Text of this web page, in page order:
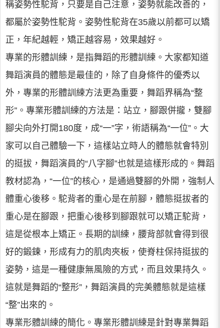
稱姿勢性駝背，只要是自己注意，姿勢就能改善的，
都屬於姿勢性駝背。姿勢性駝背在35歲以前都可以矯
正，年紀越輕，矯正越容易，效果越好。
專業的形體訓練，是指舞蹈的形體訓練。大家都知道
舞蹈演員的體態是最佳的，除了自身條件的優秀以
外，專業的形體訓練方法更為重要，舞蹈界稱為“整
形”。專業形體訓練的方法是：站立，腳跟併攏，雙腳
腳尖向外打開180度，成“一”字，術語稱為“一位”。大
家可以自己體驗一下，這樣站立時人的體態就會特別
的挺拔，舞蹈演員的“八字腳”也就是這樣形成的。舞蹈
教材認為，“一位”的核心，是通過雙腳的外開，強制人
體重心後移。駝背者的重心是在前腳，體態挺拔者的
重心是在腳跟，把重心後移到腳跟就可以矯正駝背，
這是從根本上矯正。長期的訓練，腰背部就會得到很
好的鍛鍊，形成有力的肌肉夾板，使脊柱保持挺拔的
姿勢，這是一種健康無風險的方式，而且效果持久。
這就是舞蹈的“整形”，舞蹈演員的完美體態就是這樣
“整”出來的。
專業形體訓練的簡化。專業形體訓練是針對專業舞蹈